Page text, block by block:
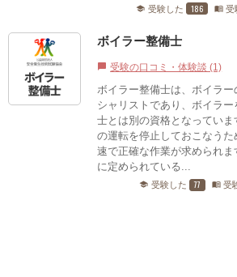
school 受験した 186 menu_book 受
ボイラー整備士
chat_bubble 受験の口コミ・体験談 (1)
ボイラー整備士は、ボイラ
シャリストであり、ボイラ
士とは別の資格となってい
の運転を停止しておこなう
速で正確な作業が求められ
に定められている...
school 受験した 77 menu_book 受